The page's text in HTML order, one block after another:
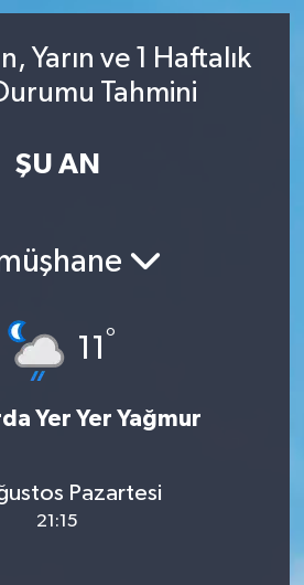
Yarın ve 1 Haftalık
Tahmini
ŞU AN
11°
Yer Yer Yağmur
Pazartesi
21:15